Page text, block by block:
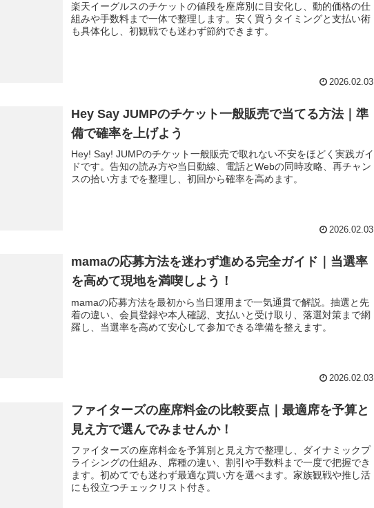
楽天イーグルスのチケットの値段を座席別に目安化し、動的価格の仕
組みや手数料まで一体で整理します。安く買うタイミングと支払い術
も具体化し、初観戦でも迷わず節約できます。
2026.02.03
Hey Say JUMPのチケット一般販売で当てる方法｜準
備で確率を上げよう
Hey! Say! JUMPのチケット一般販売で取れない不安をほどく実践ガイ
ドです。告知の読み方や当日動線、電話とWebの同時攻略、再チャン
スの拾い方までを整理し、初回から確率を高めます。
2026.02.03
mamaの応募方法を迷わず進める完全ガイド｜当選率
を高めて現地を満喫しよう！
mamaの応募方法を最初から当日運用まで一気通貫で解説。抽選と先
着の違い、会員登録や本人確認、支払いと受け取り、落選対策まで網
羅し、当選率を高めて安心して参加できる準備を整えます。
2026.02.03
ファイターズの座席料金の比較要点｜最適席を予算と
見え方で選んでみませんか！
ファイターズの座席料金を予算別と見え方で整理し、ダイナミックプ
ライシングの仕組み、席種の違い、割引や手数料まで一度で把握でき
ます。初めてでも迷わず最適な買い方を選べます。家族観戦や推し活
にも役立つチェックリスト付き。